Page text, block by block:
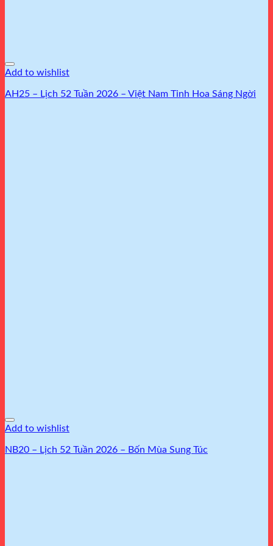
Add to wishlist
AH25 – Lịch 52 Tuần 2026 – Việt Nam Tinh Hoa Sáng Ngời
Add to wishlist
NB20 – Lịch 52 Tuần 2026 – Bốn Mùa Sung Túc